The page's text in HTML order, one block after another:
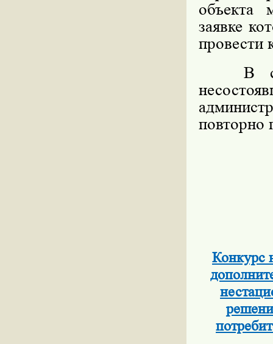
объекта
заявке
провести
В
повторно
Конкурс